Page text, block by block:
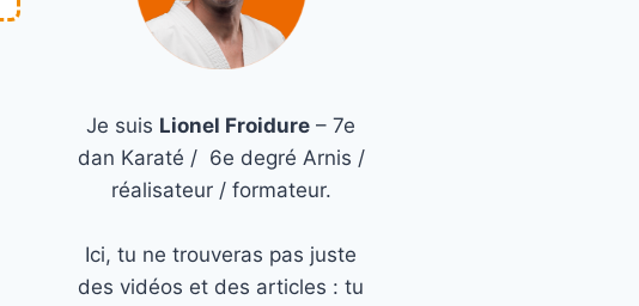
Je suis Lionel Froidure – 7e
dan Karaté / 6e degré Arnis /
réalisateur / formateur.
Ici, tu ne trouveras pas juste
des vidéos et des articles : tu